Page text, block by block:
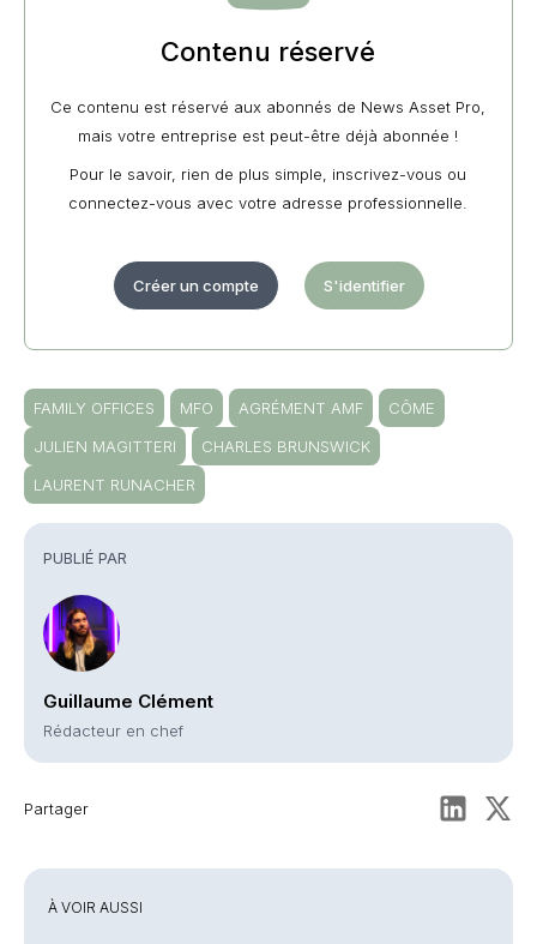
PUBLIÉ PAR
Guillaume Clément
Rédacteur en chef
Partager
Contenu réservé
Ce contenu est réservé aux abonnés de News Asset Pro,
mais votre entreprise est peut-être déjà abonnée !
Pour le savoir, rien de plus simple, inscrivez-vous ou
connectez-vous avec votre adresse professionnelle.
Créer un compte S'identifier
FAMILY OFFICES MFO AGRÉMENT AMF
CÔME
JULIEN MAGITTERI
CHARLES BRUNSWICK
LAURENT RUNACHER
À VOIR AUSSI